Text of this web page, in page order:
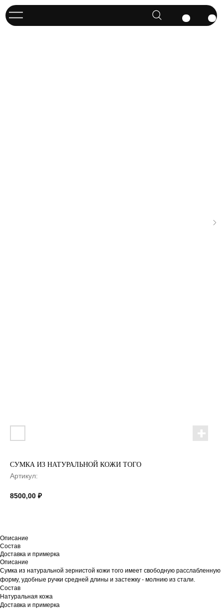
СУМКА ИЗ НАТУРАЛЬНОЙ КОЖИ ТОГО
Артикул:
8500,00 ₽
Описание
Состав
Доставка и примерка
Описание
Сумка из натуральной зернистой кожи того имеет свободную расслабленную
форму, удобные ручки средней длины и застежку - молнию из стали.
Состав
Натуральная кожа
Доставка и примерка